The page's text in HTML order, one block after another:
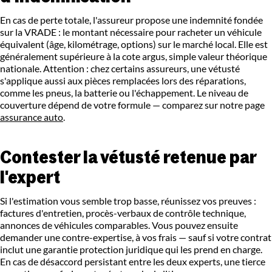
En cas de perte totale, l'assureur propose une indemnité fondée
sur la VRADE : le montant nécessaire pour racheter un véhicule
équivalent (âge, kilométrage, options) sur le marché local. Elle est
généralement supérieure à la cote argus, simple valeur théorique
nationale. Attention : chez certains assureurs, une vétusté
s'applique aussi aux pièces remplacées lors des réparations,
comme les pneus, la batterie ou l'échappement. Le niveau de
couverture dépend de votre formule — comparez sur notre page
assurance auto.
Contester la vétusté retenue par
l'expert
Si l'estimation vous semble trop basse, réunissez vos preuves :
factures d'entretien, procès-verbaux de contrôle technique,
annonces de véhicules comparables. Vous pouvez ensuite
demander une contre-expertise, à vos frais — sauf si votre contrat
inclut une garantie protection juridique qui les prend en charge.
En cas de désaccord persistant entre les deux experts, une tierce